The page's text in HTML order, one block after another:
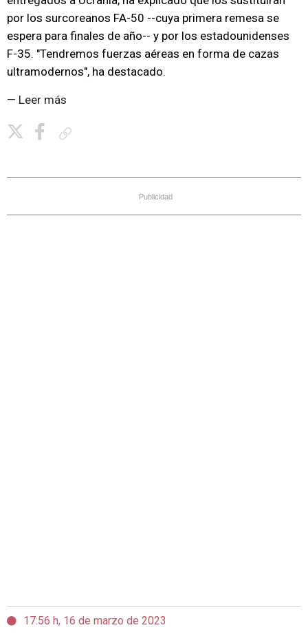
por los surcoreanos FA-50 --cuya primera remesa se
espera para finales de año-- y por los estadounidenses
F-35. "Tendremos fuerzas aéreas en forma de cazas
ultramodernos", ha destacado.
— Leer más
Publicidad
17:56 h, 16 de marzo de 2023